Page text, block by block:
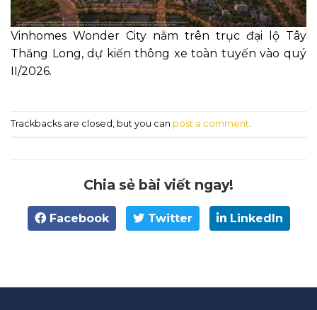
Vinhomes Wonder City nằm trên trục đại lộ Tây
Thăng Long, dự kiến thông xe toàn tuyến vào quý
II/2026.
Trackbacks are closed, but you can post a comment
Chia sẻ bài viết ngay!
Facebook Twitter LinkedIn